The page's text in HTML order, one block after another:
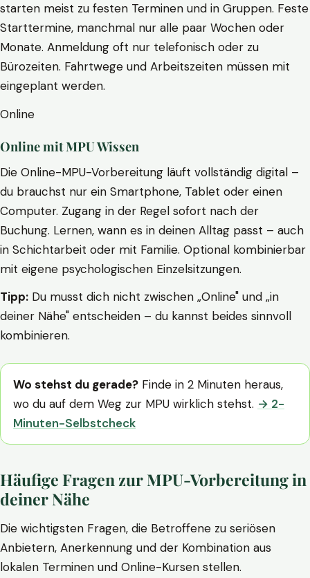
starten meist zu festen Terminen und in Gruppen. Feste
Starttermine, manchmal nur alle paar Wochen oder
Monate. Anmeldung oft nur telefonisch oder zu
Bürozeiten. Fahrtwege und Arbeitszeiten müssen mit
eingeplant werden.
Online
Online mit MPU Wissen
Die Online-MPU-Vorbereitung läuft vollständig digital –
du brauchst nur ein Smartphone, Tablet oder einen
Computer. Zugang in der Regel sofort nach der
Buchung. Lernen, wann es in deinen Alltag passt – auch
in Schichtarbeit oder mit Familie. Optional kombinierbar
mit eigene psychologischen Einzelsitzungen.
Tipp: Du musst dich nicht zwischen „Online" und „in
deiner Nähe" entscheiden – du kannst beides sinnvoll
kombinieren.
Wo stehst du gerade? Finde in 2 Minuten heraus,
wo du auf dem Weg zur MPU wirklich stehst. → 2-
Minuten-Selbstcheck
Häufige Fragen zur MPU-Vorbereitung in
deiner Nähe
Die wichtigsten Fragen, die Betroffene zu seriösen
Anbietern, Anerkennung und der Kombination aus
lokalen Terminen und Online-Kursen stellen.